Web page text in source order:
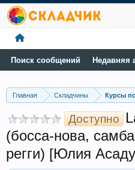
Главная Складчины Курсы
Доступно
(босса-нова,
регги) [Юлия
Поиск сообщений Недавняя